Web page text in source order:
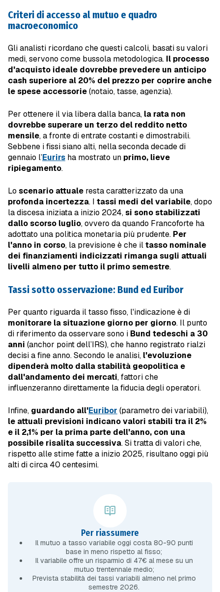
Criteri di accesso al mutuo e quadro
macroeconomico
Gli analisti ricordano che questi calcoli, basati su valori
medi, servono come bussola metodologica. Il processo
d'acquisto ideale dovrebbe prevedere un anticipo
cash superiore al 20% del prezzo per coprire anche
le spese accessorie(notaio, tasse, agenzia).
Per ottenere il via libera dalla banca, la rata non
dovrebbe superare un terzo del reddito netto
mensile, a fronte di entrate costanti e dimostrabili.
Sebbene i fissi siano alti, nella seconda decade di
gennaio l’Eurirs ha mostrato un primo, lieve
ripiegamento.
Lo scenario attuale resta caratterizzato da una
profonda incertezza. I tassi medi del variabile, dopo
la discesa iniziata a inizio 2024,si sono stabilizzati
dallo scorso luglio, ovvero da quando Francoforte ha
adottato una politica monetaria più prudente. Per
l'anno in corso, la previsione è che iltasso nominale
dei finanziamenti indicizzati rimanga sugli attuali
livelli almeno per tutto il primo semestre.
Tassi sotto osservazione: Bund ed Euribor
Per quanto riguarda il tasso fisso, l'indicazione è di
monitorare la situazione giorno per giorno. Il punto
di riferimento da osservare sono i Bund tedeschi a 30
anni (anchor point dell’IRS), che hanno registrato rialzi
decisi a fine anno. Secondo le analisi, l'evoluzione
dipenderà molto dalla stabilità geopolitica e
dall'andamento dei mercati, fattori che
influenzeranno direttamente la fiducia degli operatori.
Infine, guardando all'Euribor (parametro dei variabili),
le attuali previsioni indicano valori stabili tra il 2%
e il 2,1% per la prima parte dell'anno, con una
possibile risalita successiva. Si tratta di valori che,
rispetto alle stime fatte a inizio 2025, risultano oggi più
alti di circa 40 centesimi.
Per riassumere
Il mutuo a tasso variabile oggi costa 80-90 punti
base in meno rispetto al fisso;
Il variabile offre un risparmio di 47€ al mese su un
mutuo trentennale medio;
Prevista stabilità dei tassi variabili almeno nel primo
semestre 2026.